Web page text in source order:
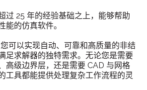
过 25 年的经验基础之上，能够帮助
能的仿真软件。
可以实现自动、可靠和高质量的非结
足求解器的独特需求。无论您是需要
高级边界层，还是需要 CAD 与网格
工具都能提供处理复杂工作流程的灵